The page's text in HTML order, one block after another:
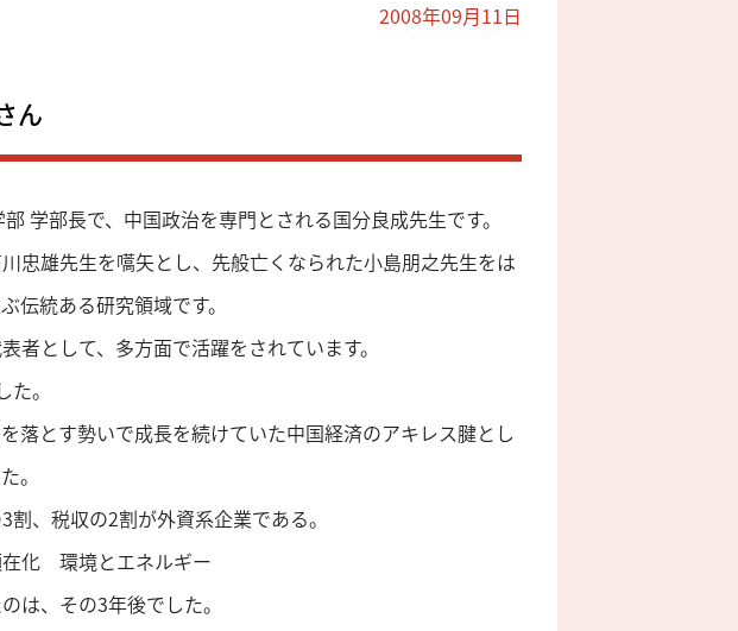
2008年09月11日
ん
学部長で、中国政治を専門とされる国分良成先生です。
忠雄先生を嚆矢とし、先般亡くなられた小島朋之先生をは
伝統ある研究領域です。
者として、多方面で活躍をされています。
。
落とす勢いで成長を続けていた中国経済のアキレス腱とし
。
、税収の2割が外資系企業である。
在化 環境とエネルギー
は、その3年後でした。